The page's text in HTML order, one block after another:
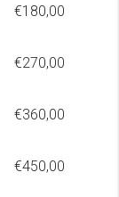
€180,00
€270,00
€360,00
€450,00